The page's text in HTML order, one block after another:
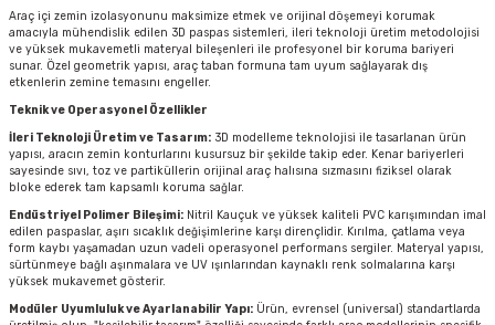
Araç içi zemin izolasyonunu maksimize etmek ve orijinal döşemeyi korumak
amacıyla mühendislik edilen 3D paspas sistemleri, ileri teknoloji üretim metodolojisi
ve yüksek mukavemetli materyal bileşenleri ile profesyonel bir koruma bariyeri
sunar. Özel geometrik yapısı, araç taban formuna tam uyum sağlayarak dış
etkenlerin zemine temasını engeller.
Teknik ve Operasyonel Özellikler
İleri Teknoloji Üretim ve Tasarım: 3D modelleme teknolojisi ile tasarlanan ürün
yapısı, aracın zemin konturlarını kusursuz bir şekilde takip eder. Kenar bariyerleri
sayesinde sıvı, toz ve partiküllerin orijinal araç halısına sızmasını fiziksel olarak
bloke ederek tam kapsamlı koruma sağlar.
Endüstriyel Polimer Bileşimi: Nitril Kauçuk ve yüksek kaliteli PVC karışımından imal
edilen paspaslar, aşırı sıcaklık değişimlerine karşı dirençlidir. Kırılma, çatlama veya
form kaybı yaşamadan uzun vadeli operasyonel performans sergiler. Materyal yapısı,
sürtünmeye bağlı aşınmalara ve UV ışınlarından kaynaklı renk solmalarına karşı
yüksek mukavemet gösterir.
Modüler Uyumluluk ve Ayarlanabilir Yapı: Ürün, evrensel (universal) standartlarda